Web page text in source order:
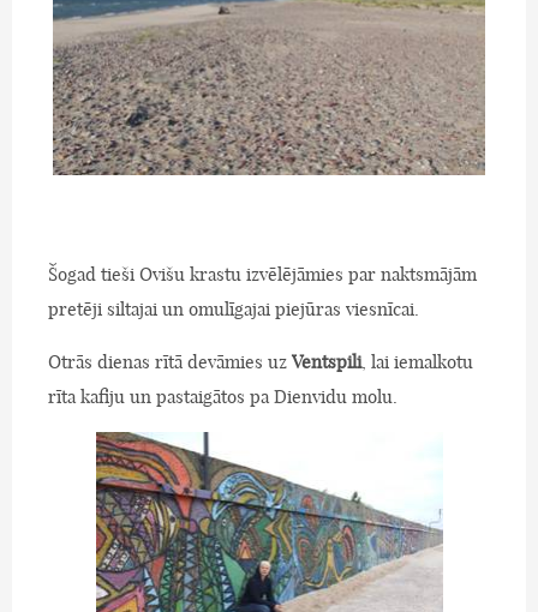
Šogad tieši Ovišu krastu izvēlējāmies par naktsmājām
pretēji siltajai un omulīgajai piejūras viesnīcai.
Otrās dienas rītā devāmies uz Ventspili, lai iemalkotu
rīta kafiju un pastaigātos pa Dienvidu molu.